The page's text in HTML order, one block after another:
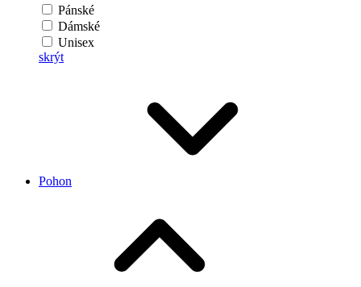
Pánské
Dámské
Unisex
skrýt
Pohon